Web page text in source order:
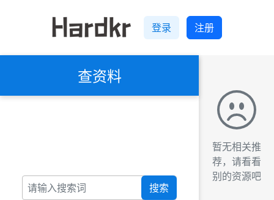
登录 注册
查资料
搜索
暂无相关推
荐，请看看
别的资源吧